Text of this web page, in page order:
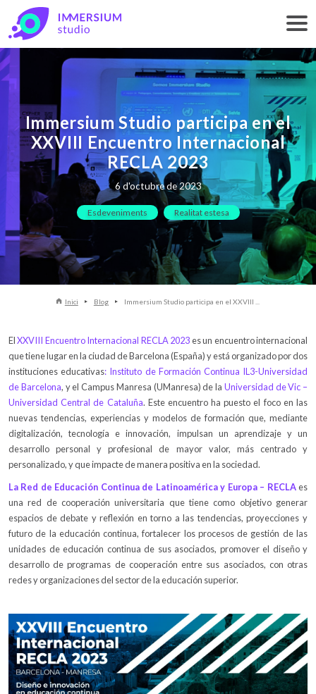
Immersium Studio participa en el
XXVIII Encuentro Internacional
RECLA 2023
6 d'octubre de 2023
Esdeveniments Realitat estesa
Inici Blog Immersium Studio participa en el XXVIII ...
ElXXVIII Encuentro Internacional RECLA 2023es un encuentro internacional
que tiene lugar en la ciudad de Barcelona (España) y está organizado por dos
instituciones educativas: Instituto de Formación Continua IL3-Universidad
de Barcelona, y el Campus Manresa (UManresa) de la Universidad de Vic –
Universidad Central de Cataluña. Este encuentro ha puesto el foco en las
nuevas tendencias, experiencias y modelos de formación que, mediante
digitalización, tecnología e innovación, impulsan un aprendizaje y un
desarrollo personal y profesional de mayor valor, más centrado y
personalizado, y que impacte de manera positiva en la sociedad.
La Red de Educación Continua de Latinoamérica y Europa – RECLAes
una red de cooperación universitaria que tiene como objetivo generar
espacios de debate y reflexión en torno a las tendencias, proyecciones y
futuro de la educación continua, fortalecer los procesos de gestión de las
unidades de educación continua de sus asociados, promover el diseño y
desarrollo de programas de cooperación entre sus asociados, con otras
redes y organizaciones del sector de la educación superior.